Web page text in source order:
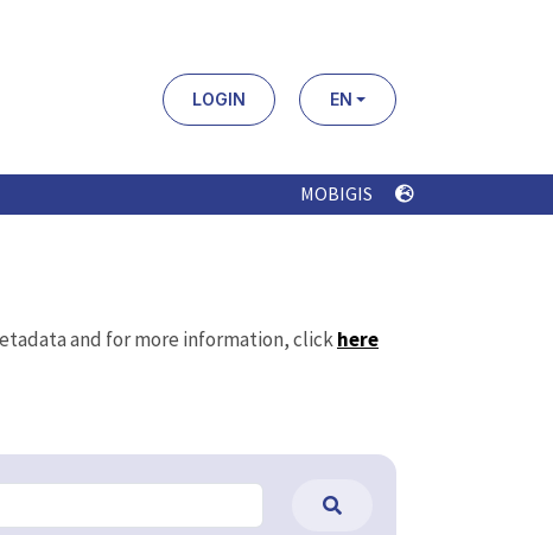
LOGIN EN
MOBIGIS
and for more information, clickhere